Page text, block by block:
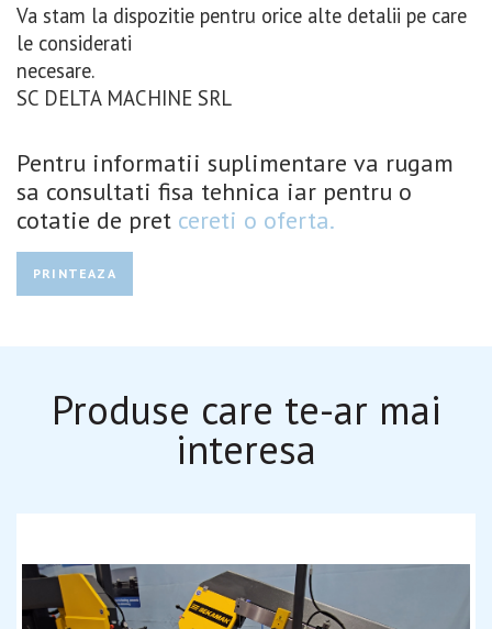
Va stam la dispozitie pentru orice alte detalii pe care
le considerati
SC DELTA MACHINE SRL
Pentru informatii suplimentare va rugam
sa consultati fisa tehnica iar pentru o
cotatie de pret cereti o oferta.
PRINTEAZA
Produse care te-ar mai
interesa